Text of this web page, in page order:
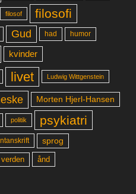
filosof
filosofi
Gud had humor
kvinder
livet Ludwig Wittgenstein
Morten Hjerl-Hansen
politik psykiatri
sprog
verden ånd